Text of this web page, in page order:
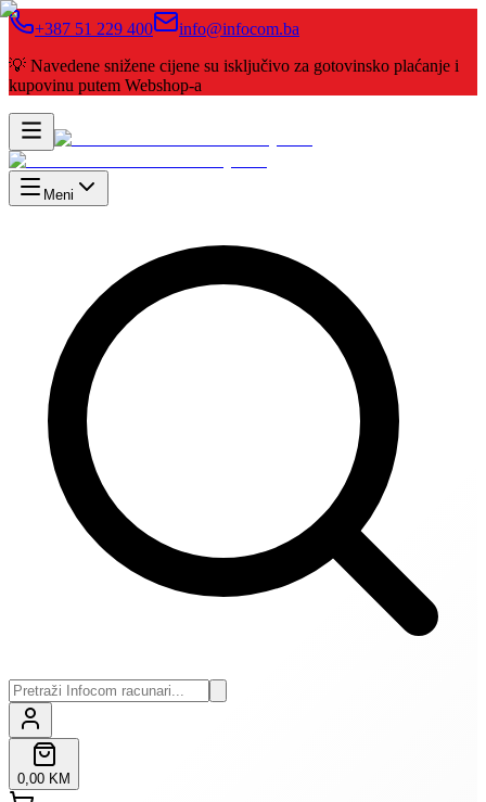
+387 51 229 400
info@infocom.ba
💡 Navedene snižene cijene su isključivo za gotovinsko plaćanje i
kupovinu putem Webshop-a
Meni
0,00 KM